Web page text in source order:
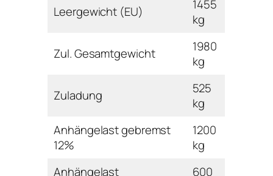
Leergewicht (EU)
1455
kg
Zul. Gesamtgewicht
1980
kg
Zuladung
525
kg
Anhängelast gebremst
12%
1200
kg
Anhängelast
600